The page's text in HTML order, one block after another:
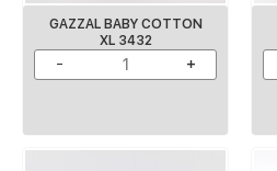
GAZZAL BABY COTTON
XL 3432